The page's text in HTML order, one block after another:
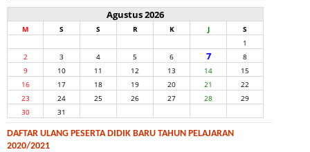
Agustus 2026
M S S R K J
S
1
2
3 4 5 6 7
8
9
10 11 12 13 14
15
16
17 18 19 20 21
22
23
24 25 26 27 28
29
30
31
DAFTAR ULANG PESERTA DIDIK BARU TAHUN PELAJARAN
2020/2021